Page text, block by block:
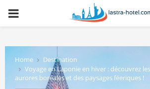
PRIMARY
Home
Destination
Voyage en Laponie en hiver : découvrez
aurores boréales et des paysages féeriques !